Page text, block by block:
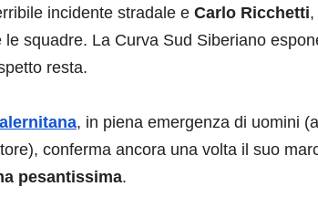
incidente stradale e Carlo Ricchetti
le squadre. La Curva Sud Siberiano
resta.
, in piena emergenza di uomini
conferma ancora una volta il suo
pesantissima.